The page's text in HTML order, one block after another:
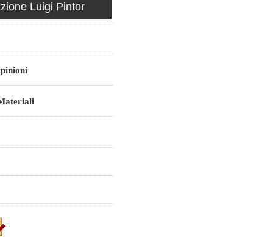
Luigi Pintor